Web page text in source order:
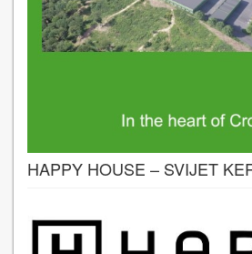
HAPPY HOUSE – SVIJET